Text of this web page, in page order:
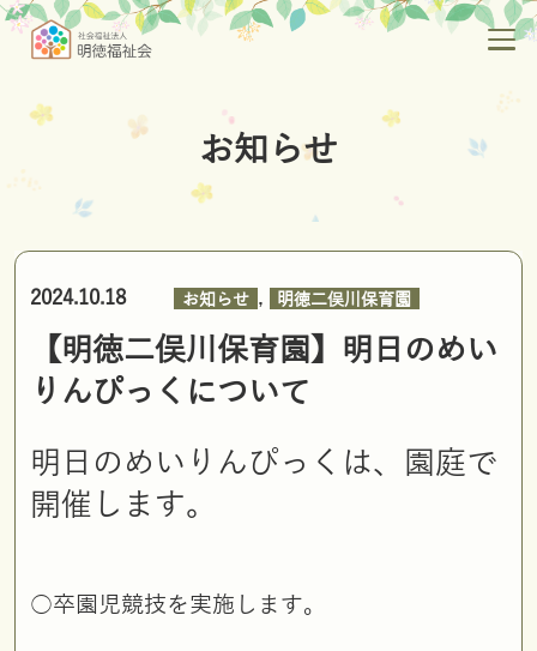
お知らせ
2024.10.18 お知らせ , 明徳二俣川保育園
【明徳二俣川保育園】明日のめい
りんぴっくについて
明日のめいりんぴっくは、園庭で
開催します。
○卒園児競技を実施します。